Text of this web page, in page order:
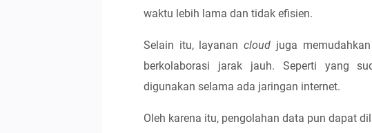
waktu lebih lama dan tidak efisien.
Selain itu, layanancloud juga
berkolaborasi jarak jauh. Seperti yang
digunakan selama ada jaringan internet.
Oleh karena itu, pengolahan data pun dapat